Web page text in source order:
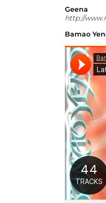
Geena
http://
Bamao